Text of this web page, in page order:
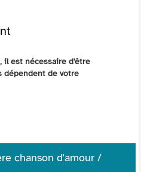
il est nécessaire d'être
dépendent de votre
chanson d'amour /